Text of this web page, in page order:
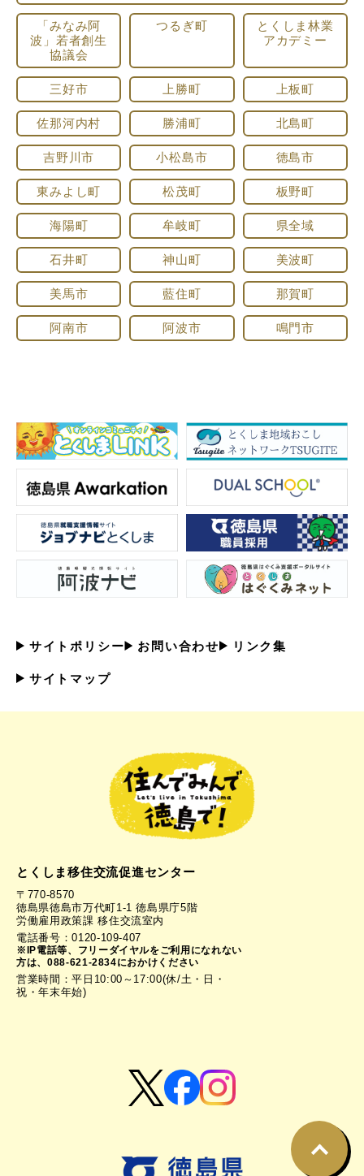
「みなみ阿
波」若者創生
協議会
つるぎ町
とくしま林業
アカデミー
三好市 上勝町 上板町
佐那河内村 勝浦町 北島町
吉野川市 小松島市 徳島市
東みよし町 松茂町 板野町
海陽町 牟岐町 県全域
石井町 神山町 美波町
美馬市 藍住町 那賀町
阿南市 阿波市 鳴門市
サイトポリシー お問い合わせ リンク集
サイトマップ
とくしま移住交流促進センター
〒770-8570
徳島県徳島市万代町1-1 徳島県庁5階
労働雇用政策課 移住交流室内
電話番号：0120-109-407
※IP電話等、フリーダイヤルをご利用になれない
方は、088-621-2834におかけください
営業時間：平日10:00～17:00(休/土・日・
祝・年末年始)